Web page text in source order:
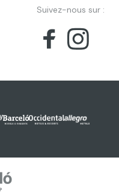
Suivez-nous sur :